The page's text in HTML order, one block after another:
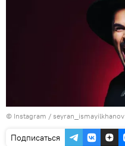
© Instagram / seyran_ismayilkhanov
Подписаться